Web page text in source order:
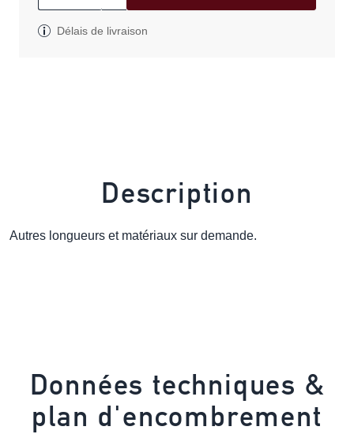
Délais de livraison
Description
Autres longueurs et matériaux sur demande.
Données techniques &
plan d'encombrement